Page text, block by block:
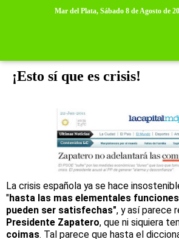
Mar del Plata, Sábado 8 de Agosto de
¡Esto sí que es crisis!
La crisis española ya se hace
"hasta las mas elementales
pueden ser satisfechas", y así parece
Presidente Zapatero, que ni siquiera
coimas. Tal parece que hasta el